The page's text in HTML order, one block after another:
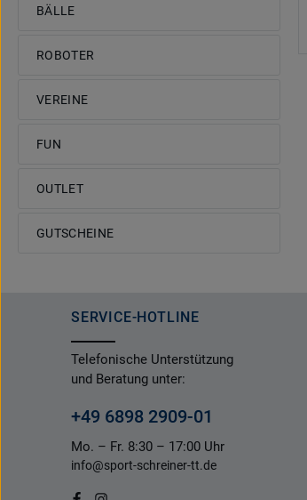
BÄLLE
ROBOTER
VEREINE
FUN
OUTLET
GUTSCHEINE
SERVICE-HOTLINE
Telefonische Unterstützung
und Beratung unter:
+49 6898 2909-01
Mo. – Fr. 8:30 – 17:00 Uhr
info@sport-schreiner-tt.de